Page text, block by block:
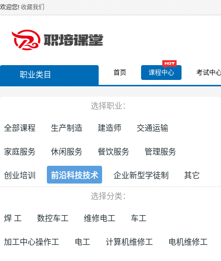
欢迎您! 收藏我们
职业类目 首页 课程中心 考试中
选择职业：
全部课程 生产制造 建造师 交通运输
家庭服务 休闲服务 餐饮服务 管理服务
创业培训 前沿科技技术 企业新型学徒制 其它
选择分类：
焊 工 数控车工 维修电工 车工
加工中心操作工 电工 计算机维修工 电机维修工